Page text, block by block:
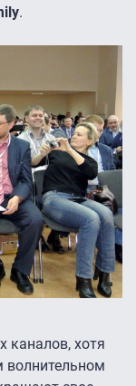
.
каналов, хотя
волнительном